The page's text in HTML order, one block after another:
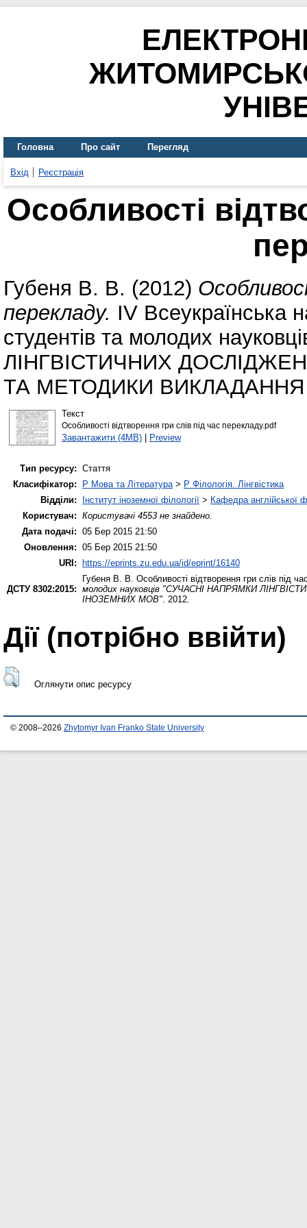
Головна Про сайт Перегляд
Вхід Реєстрація
Особливості
Губеня В. В. (2012)
перекладу. ІV Всеукраїнська
студентів та молодих
ЛІНГВІСТИЧНИХ
ТА МЕТОДИКИ
Текст
Особливості відтворення гри слів під час перекладу.pdf
Завантажити (4MB)| Preview
Тип ресурсу: Стаття
Класифікатор:
P Мова та Література> P Філологія. Лінгвістика
Відділи:
Інститут іноземної філології > Кафедра англійської
Користувач: Користувачі 4553 не знайдено.
Дата подачі: 05 Бер 2015 21:50
Оновлення: 05 Бер 2015 21:50
URI:
https://eprints.zu.edu.ua/id/eprint/16140
ДСТУ 8302:2015:
Губеня В. В. Особливості відтворення гри слів під
молодих науковців "CУЧАСНІ НАПРЯМКИ
ІНОЗЕМНИХ МОВ". 2012.
Дії ​​(потрібно ввійти)
Оглянути опис ресурсу
© 2008–2026 Zhytomyr Ivan Franko State University